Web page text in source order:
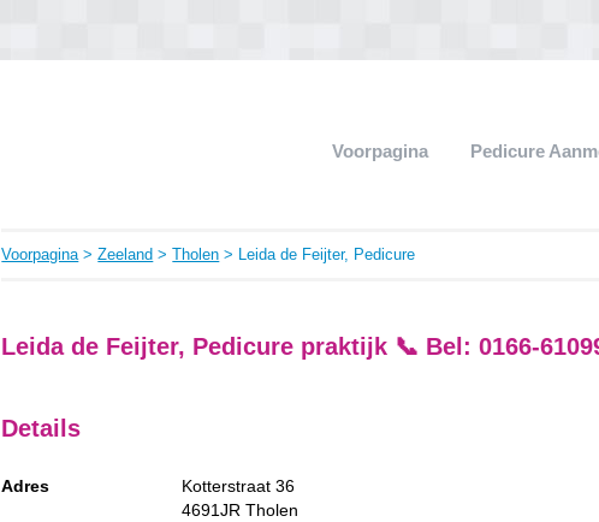
Voorpagina Pedicure
Voorpagina>Zeeland >Tholen > Leida de Feijter, Pedicure
Leida de Feijter, Pedicure praktijk 📞 Bel: 0166-
Details
Adres
Kotterstraat 36
4691JR Tholen